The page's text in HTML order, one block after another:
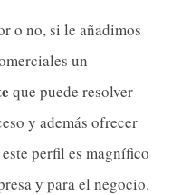
o no, si le añadimos
un
que puede resolver
y además ofrecer
perfil es magnífico
y para el negocio.